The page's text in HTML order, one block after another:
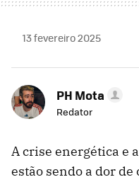
13 fevereiro 2025
PH Mota
Redator
A crise energética e
estão sendo a dor